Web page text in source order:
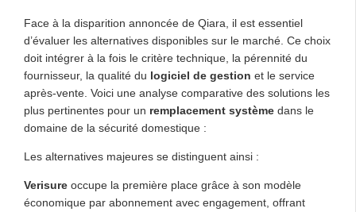
Face à la disparition annoncée de Qiara, il est essentiel
d’évaluer les alternatives disponibles sur le marché. Ce choix
doit intégrer à la fois le critère technique, la pérennité du
fournisseur, la qualité du logiciel de gestion et le service
après-vente. Voici une analyse comparative des solutions les
plus pertinentes pour un remplacement système dans le
domaine de la sécurité domestique :
Les alternatives majeures se distinguent ainsi :
Verisure occupe la première place grâce à son modèle
économique par abonnement avec engagement, offrant